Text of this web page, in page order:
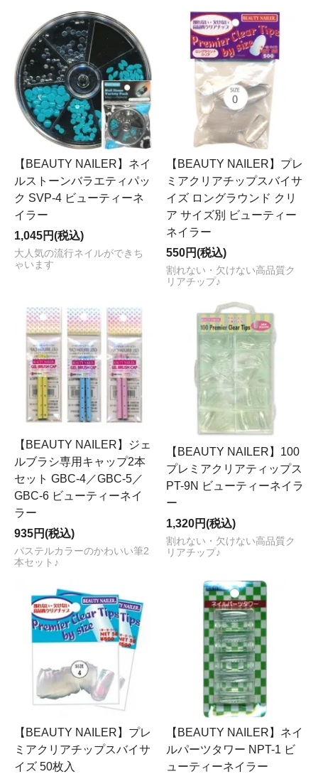
【BEAUTY NAILER】ネイ
ルストーンバラエティパッ
ク SVP-4 ビューティーネ
イラー
1,045円(税込)
大人気の流行ネイルができち
ゃいます
【BEAUTY NAILER】プレ
ミアクリアチップスバイサ
イズ ロングラウンド クリ
ア サイズ別 ビューティー
ネイラー
550円(税込)
割れない・欠けない高品質ク
リアチップ♪
【BEAUTY NAILER】ジェ
ルブラシ専用キャップ2本
セット GBC-4／GBC-5／
GBC-6 ビューティーネイ
ラー
935円(税込)
パステルカラーのかわいい筆2
本セット♪
【BEAUTY NAILER】100
プレミアクリアティップス
PT-9N ビューティーネイラ
ー
1,320円(税込)
割れない・欠けない高品質ク
リアチップ♪
【BEAUTY NAILER】プレ
ミアクリアチップスバイサ
イズ 50枚入
【BEAUTY NAILER】ネイ
ルパーツタワー NPT-1 ビ
ューティーネイラー